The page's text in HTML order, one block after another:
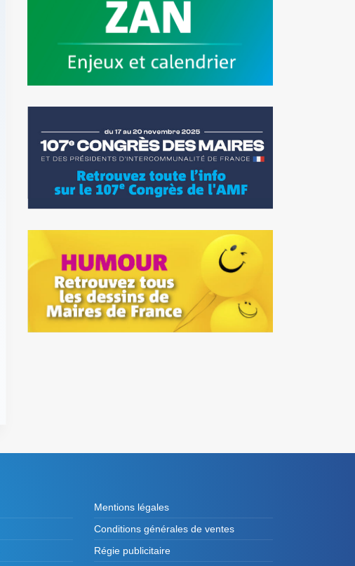
Mentions légales
Conditions générales de ventes
Régie publicitaire